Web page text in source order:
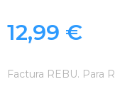
12,99 €
Factura REBU. Para